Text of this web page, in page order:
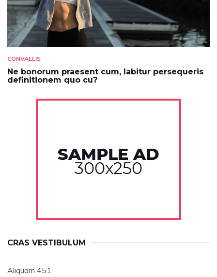
CONVALLIS
Ne bonorum praesent cum, labitur persequeris
definitionem quo cu?
CRAS VESTIBULUM
Aliquam 451